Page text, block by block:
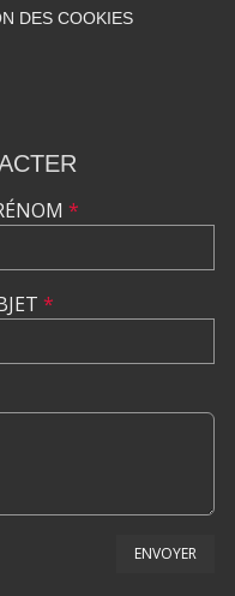
DES COOKIES
*
*
ENVOYER